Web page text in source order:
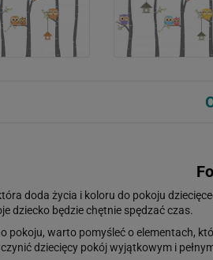
doda życia i koloru do pokoju
dziecko będzie chętnie spędzać czas.
pokoju, warto pomyśleć o elementach,
dziecięcy pokój wyjątkowym i